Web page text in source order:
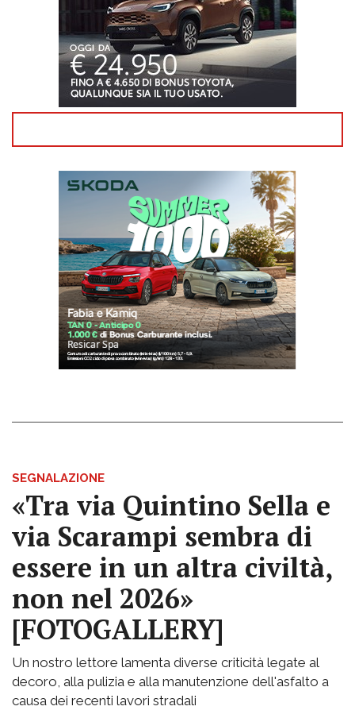
SEGNALAZIONE
«Tra via Quintino Sella e
via Scarampi sembra di
essere in un altra civiltà,
non nel 2026»
[FOTOGALLERY]
Un nostro lettore lamenta diverse criticità legate al
decoro, alla pulizia e alla manutenzione dell'asfalto a
causa dei recenti lavori stradali